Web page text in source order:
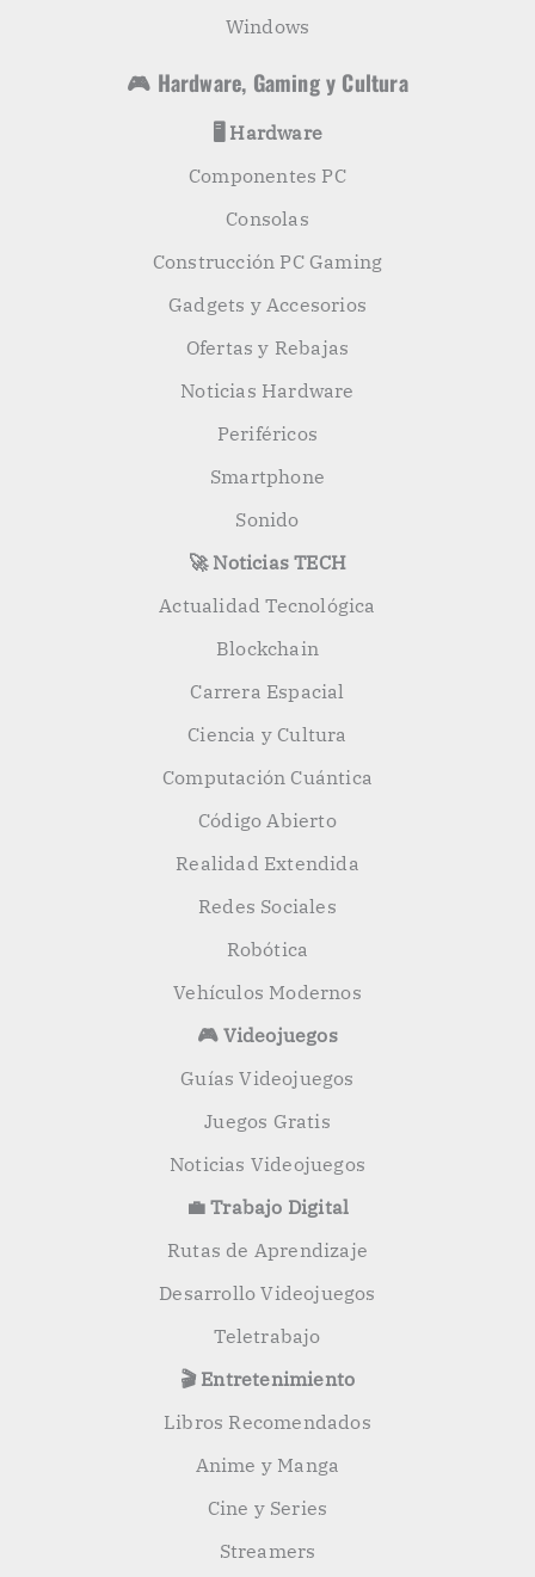
Windows
🎮 Hardware, Gaming y Cultura
🖥️ Hardware
Componentes PC
Consolas
Construcción PC Gaming
Gadgets y Accesorios
Ofertas y Rebajas
Noticias Hardware
Periféricos
Smartphone
Sonido
🚀 Noticias TECH
Actualidad Tecnológica
Blockchain
Carrera Espacial
Ciencia y Cultura
Computación Cuántica
Código Abierto
Realidad Extendida
Redes Sociales
Robótica
Vehículos Modernos
🎮 Videojuegos
Guías Videojuegos
Juegos Gratis
Noticias Videojuegos
💼 Trabajo Digital
Rutas de Aprendizaje
Desarrollo Videojuegos
Teletrabajo
🎬 Entretenimiento
Libros Recomendados
Anime y Manga
Cine y Series
Streamers